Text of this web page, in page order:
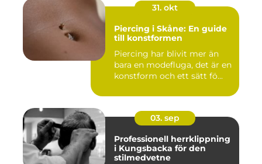
31. okt
Piercing i Skåne: En guide
till konstformen
Piercing har blivit mer än
bara en modefluga, det är en
konstform och ett sätt fö...
03. sep
Professionell herrklippning
i Kungsbacka för den
stilmedvetne